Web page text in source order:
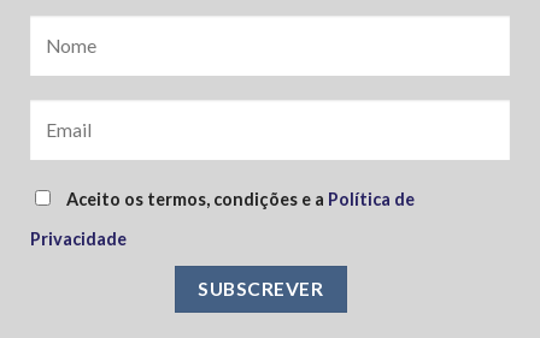
Aceito os termos, condições e a Política de
Privacidade